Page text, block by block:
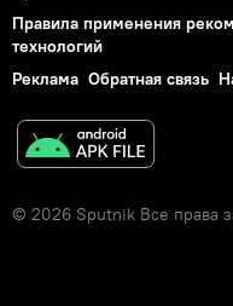
Правила применения
технологий
Реклама Обратная связь
© 2026 Sputnik Все права